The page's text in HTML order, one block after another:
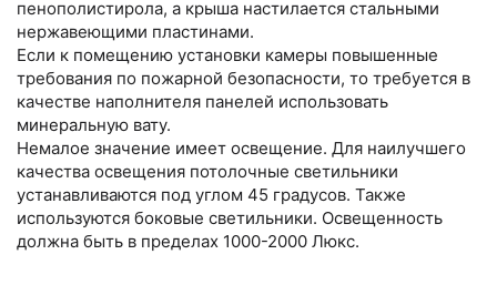
пенополистирола, а крыша настилается стальными
нержавеющими пластинами.
Если к помещению установки камеры повышенные
требования по пожарной безопасности, то требуется в
качестве наполнителя панелей использовать
минеральную вату.
Немалое значение имеет освещение. Для наилучшего
качества освещения потолочные светильники
устанавливаются под углом 45 градусов. Также
используются боковые светильники. Освещенность
должна быть в пределах 1000-2000 Люкс.